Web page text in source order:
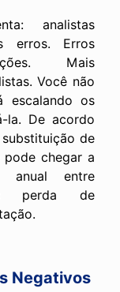
analistas
erros. Erros
Mais
Você não
escalando os
la. De acordo
de
chegar a
anual entre
e perda de
Negativos